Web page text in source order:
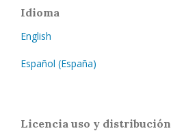
Idioma
English
Español (España)
Licencia uso y distribución